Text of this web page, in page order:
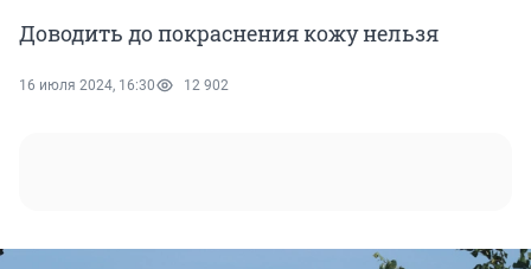
Доводить до покраснения кожу нельзя
16 июля 2024, 16:30 12 902